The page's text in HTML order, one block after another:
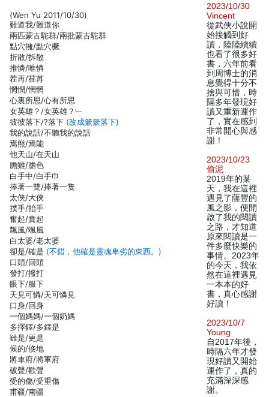
(Wen Yu 2011/10/30)
難道我/難道你
兩匹蒙古駝群/兩批蒙古駝群
點穴擁/點穴橛
折散/拆散
推憐/唯憐
茬再/荏苒
惘憫/惘惘
心裏所思/心有所思
女英雄？/女英雄？﹂
彼彼落下/?落下 (改成簌簌落下)
我的說話/不聽我的說話
焉熊/焉能
他天山/在天山
膽雖/膽色
白手中/白手巾
捧著一雙/捧著一隻
太俠/大俠
撲手/抬手
奮起/賁起
飄風/颯風
白太婆/老太婆
卻是/確是 (不錯，他確是靈魂卑劣的東西。)
口頭/回頭
發打/撥打
眼下/服下
天見可憐/天可憐見
口身/回身
一個媽媽/一個奶媽
多擇鐸/多鐸是
雖是/更是
候的/倏地
將車府/將軍府
破聲/歡聲
受的傷/受重傷
甫疆/南疆
2023/10/30
Vincent
從武俠小說開
始接觸到好
讀，陸陸續續
也看了很多好
書，六年前看
到周博士的消
息覺得十分不
捨與可惜，時
隔多年發現好
讀又重新運作
了，實在感到
非常開心與感
謝！
2023/10/23
偷泥
2019年的某
天，我在這裡
遇見了薩豐的
風之影，便開
啟了我的閱讀
之路，才知道
原來閱讀是一
件多麼快樂的
事情。2023年
的今天，我依
然在這裡遇見
一本本的好
書，真心感謝
好讀！
2023/10/7
Young
自2017年後，
時隔六年才發
現好讀又開始
運作了，真的
充滿深深感
謝。